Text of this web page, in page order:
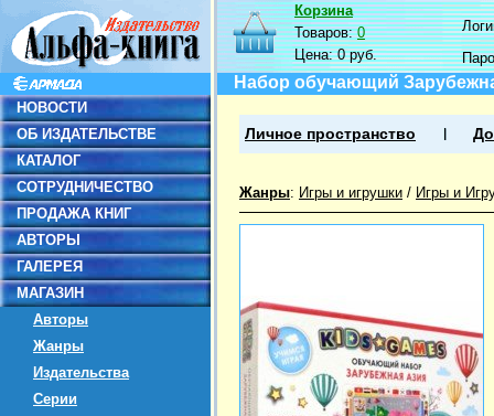
НОВОСТИ
ОБ ИЗДАТЕЛЬСТВЕ
КАТАЛОГ
СОТРУДНИЧЕСТВО
ПРОДАЖА КНИГ
АВТОРЫ
ГАЛЕРЕЯ
МАГАЗИН
Авторы
Жанры
Издательства
Серии
Корзина
Товаров:0
Цена:0 руб.
Набор обучающий
Личное пространство
Жанры: Игры и игрушки / Игры и